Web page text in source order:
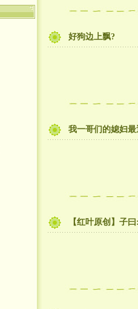
好狗边上飘?
我一哥们的媳妇
【红叶原创】子